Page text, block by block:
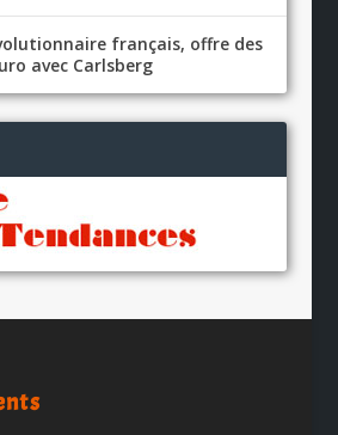
français, offre des
avec Carlsberg